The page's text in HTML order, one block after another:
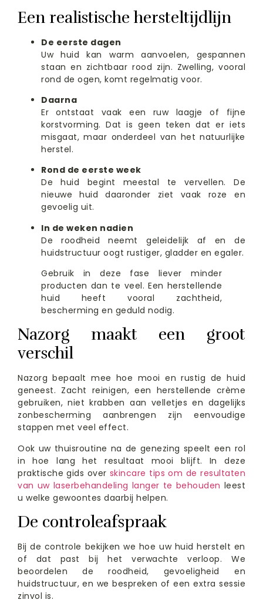
Een realistische hersteltijdlijn
De eerste dagen
Uw huid kan warm aanvoelen, gespannen
staan en zichtbaar rood zijn. Zwelling, vooral
rond de ogen, komt regelmatig voor.
Daarna
Er ontstaat vaak een ruw laagje of fijne
korstvorming. Dat is geen teken dat er iets
misgaat, maar onderdeel van het natuurlijke
herstel.
Rond de eerste week
De huid begint meestal te vervellen. De
nieuwe huid daaronder ziet vaak roze en
gevoelig uit.
In de weken nadien
De roodheid neemt geleidelijk af en de
huidstructuur oogt rustiger, gladder en egaler.
Gebruik in deze fase liever minder
producten dan te veel. Een herstellende
huid heeft vooral zachtheid,
bescherming en geduld nodig.
Nazorg maakt een groot
verschil
Nazorg bepaalt mee hoe mooi en rustig de huid
geneest. Zacht reinigen, een herstellende crème
gebruiken, niet krabben aan velletjes en dagelijks
zonbescherming aanbrengen zijn eenvoudige
stappen met veel effect.
Ook uw thuisroutine na de genezing speelt een rol
in hoe lang het resultaat mooi blijft. In deze
praktische gids over skincare tips om de resultaten
van uw laserbehandeling langer te behouden leest
u welke gewoontes daarbij helpen.
De controleafspraak
Bij de controle bekijken we hoe uw huid herstelt en
of dat past bij het verwachte verloop. We
beoordelen de roodheid, gevoeligheid en
huidstructuur, en we bespreken of een extra sessie
zinvol is.